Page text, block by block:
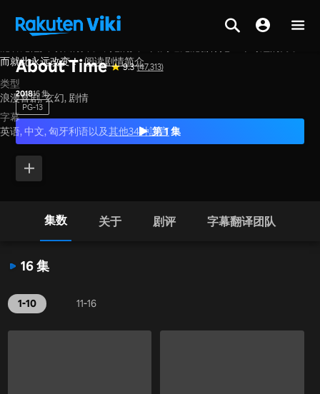
About Time 9.3 (47,313)
201816 集
PG-13
第 1 集
而就此永远改变！ 阅读剧情简介
类型
浪漫喜剧,玄幻, 剧情
字幕
英语, 中文, 匈牙利语以及其他34种語言
集数 关于 剧评 字幕翻译团队
16 集
1-10 11-16